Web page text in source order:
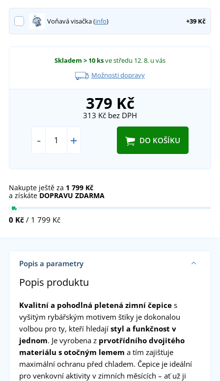
Voňavá visačka (info) +39 Kč
Skladem > 10 ksve středu 12. 8. u vás
Možnosti dopravy
379 Kč
313 Kč bez DPH
- + DO KOŠÍKU
Nakupte ještě za 1 799 Kč
a získáte DOPRAVU ZDARMA
0 Kč / 1 799 Kč
Popis a parametry
Popis produktu
Kvalitní a pohodlná pletená zimní čepices
vyšitým rybářským motivem štiky je dokonalou
volbou pro ty, kteří hledají styl a funkčnost v
jednom. Je vyrobena z prvotřídního dvojitého
materiálu s otočným lemem a tím zajišťuje
maximální ochranu před chladem. Čepice je ideální
pro venkovní aktivity v zimních měsících – ať už ji